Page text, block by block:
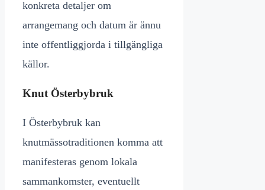
konkreta detaljer om
arrangemang och datum är ännu
inte offentliggjorda i tillgängliga
källor.
Knut Österbybruk
I Österbybruk kan
knutmässotraditionen komma att
manifesteras genom lokala
sammankomster, eventuellt